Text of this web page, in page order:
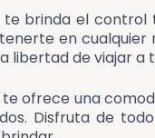
brinda el
en
libertad de viajar
ofrece una
Disfruta de